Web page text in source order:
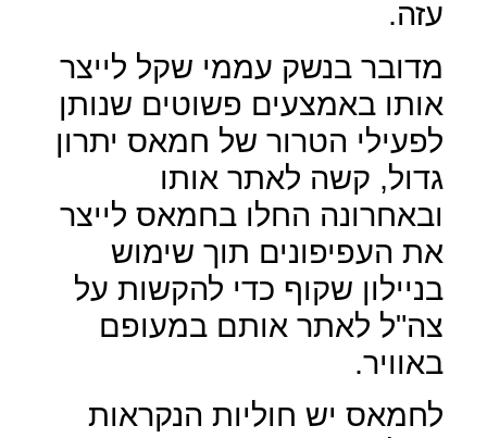
עזה.
מדובר בנשק עממי שקל לייצר
אותו באמצעים פשוטים שנותן
לפעילי הטרור של חמאס יתרון
גדול, קשה לאתר אותו
ובאחרונה החלו בחמאס לייצר
את העפיפונים תוך שימוש
בניילון שקוף כדי להקשות על
צה"ל לאתר אותם במעופם
באוויר.
לחמאס יש חוליות הנקראות